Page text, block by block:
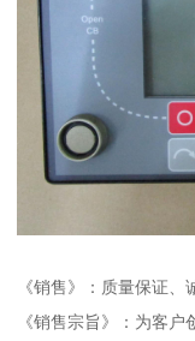
《销售》：质量保证、
《销售宗旨》：为客